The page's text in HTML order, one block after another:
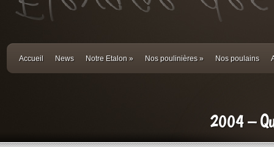
Accueil News Notre Etalon » Nos poulinières» Nos poulains
2004 –